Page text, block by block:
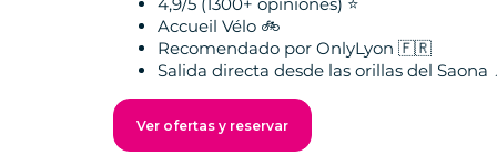
4,9/5 (1300+ opiniones) ⭐️
Accueil Vélo 🚲
Recomendado por OnlyLyon 🇫🇷
Salida directa desde las orillas del Saona
Ver ofertas y reservar